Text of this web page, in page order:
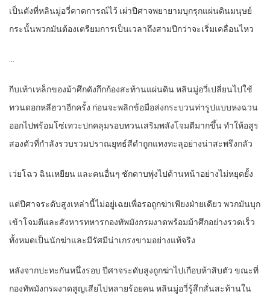
เป็นดังที่หลินมู่อวี่คาดการณ์ไว้ เผ่าปีศาจพยายามบุกรุกแผ่นดินมนุษย์
กระนั้นพวกมันต้องเตรียมการเป็นเวลาถึงสามปีกว่าจะเริ่มเคลื่อนไหว
…
กีบเท้าเหล็กของม้าศึกดังกึกก้องสะท้านแผ่นดิน หลินมู่อวี่เปลี่ยนไปใช้
ทวนดอกหลีฮวาอีกครั้ง ก่อนจะพลิกข้อมือส่งกระบวนท่ารูปแบบหงฉวน
ออกไปพร้อมโซ่เทวะปกคลุมรอบทวนเสริมพลังโจมตีมากขึ้น ทำให้อสูร
สองตัวที่กำลังรวบรวมปราณยุทธ์สีดำถูกแทงทะลุอย่างน่าสะพรึงกลัว
เว่ยโฉว ฉินเหยียน และคนอื่นๆ ชักดาบพุ่งไปด้านหน้าอย่างไม่หยุดยั้ง
แต่ปีศาจระดับสูงเหล่านี้ไม่อยู่เฉยเพื่อรอถูกฆ่าเพียงฝ่ายเดียว พวกมันบุก
เข้าโจมตีและสังหารทหารกองทัพมังกรผงาดพร้อมม้าศึกอย่างรวดเร็ว
ทั้งหมดเป็นนักฆ่าและมีรัศมีน่าเกรงขามอย่างแท้จริง
หลังจากปะทะกันหนึ่งรอบ ปีศาจระดับสูงถูกฆ่าไปเกือบห้าสิบตัว ขณะที่
กองทัพมังกรผงาดสูญเสียไปหลายร้อยคน หลินมู่อวี่รู้สึกสั่นสะท้านใน